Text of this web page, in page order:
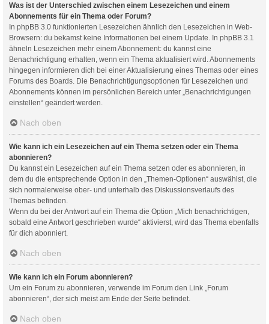
Was ist der Unterschied zwischen einem Lesezeichen und einem
Abonnements für ein Thema oder Forum?
In phpBB 3.0 funktionierten Lesezeichen ähnlich den Lesezeichen in Web-
Browsern: du bekamst keine Informationen bei einem Update. In phpBB 3.1
ähneln Lesezeichen mehr einem Abonnement: du kannst eine
Benachrichtigung erhalten, wenn ein Thema aktualisiert wird. Abonnements
hingegen informieren dich bei einer Aktualisierung eines Themas oder eines
Forums des Boards. Die Benachrichtigungsoptionen für Lesezeichen und
Abonnements können im persönlichen Bereich unter „Benachrichtigungen
einstellen“ geändert werden.
Nach oben
Wie kann ich ein Lesezeichen auf ein Thema setzen oder ein Thema
abonnieren?
Du kannst ein Lesezeichen auf ein Thema setzen oder es abonnieren, in
dem du die entsprechende Option in den „Themen-Optionen“ auswählst, die
sich normalerweise ober- und unterhalb des Diskussionsverlaufs des
Themas befinden.
Wenn du bei der Antwort auf ein Thema die Option „Mich benachrichtigen,
sobald eine Antwort geschrieben wurde“ aktivierst, wird das Thema ebenfalls
für dich abonniert.
Nach oben
Wie kann ich ein Forum abonnieren?
Um ein Forum zu abonnieren, verwende im Forum den Link „Forum
abonnieren“, der sich meist am Ende der Seite befindet.
Nach oben